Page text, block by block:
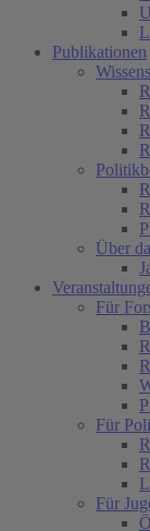
Publikationen
Über
Für
Für
Für